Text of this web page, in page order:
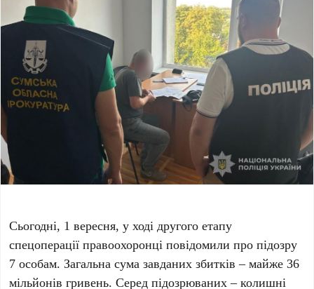
Сьогодні, 1 вересня, у ході другого етапу
спецоперації правоохоронці повідомили про підозру
7 особам. Загальна сума завданих збитків – майже 36
мільйонів гривень. Серед підозрюваних – колишні